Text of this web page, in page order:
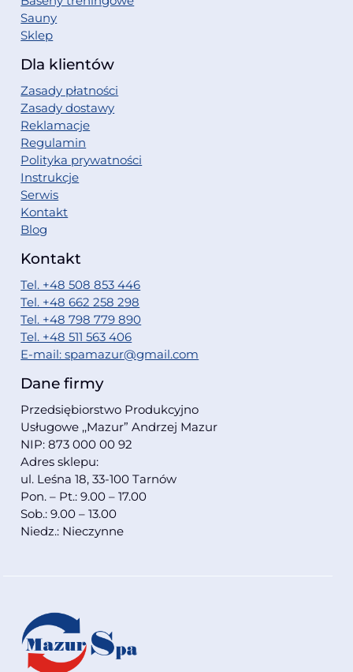
Sauny
Sklep
Dla klientów
Zasady płatności
Zasady dostawy
Reklamacje
Regulamin
Polityka prywatności
Instrukcje
Serwis
Kontakt
Blog
Kontakt
Tel. +48 508 853 446
Tel. +48 662 258 298
Tel. +48 798 779 890
Tel. +48 511 563 406
E-mail: spamazur@gmail.com
Dane firmy
Przedsiębiorstwo Produkcyjno
Usługowe ,,Mazur” Andrzej Mazur
NIP: 873 000 00 92
Adres sklepu:
ul. Leśna 18, 33-100 Tarnów
Pon. – Pt.: 9.00 – 17.00
Sob.: 9.00 – 13.00
Niedz.: Nieczynne